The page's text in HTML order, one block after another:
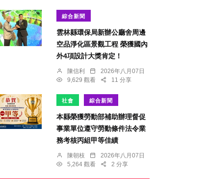
綜合新聞
雲林縣環保局新辦公廳舍周邊
空品淨化區景觀工程 榮獲國內
外4項設計大獎肯定！
陳信利
2026年八月07日
9,629 觀看
11 分享
社會 綜合新聞
本縣榮獲勞動部補助辦理督促
事業單位遵守勞動條件法令業
務考核丙組甲等佳績
陳朝枝
2026年八月07日
5,264 觀看
2 分享